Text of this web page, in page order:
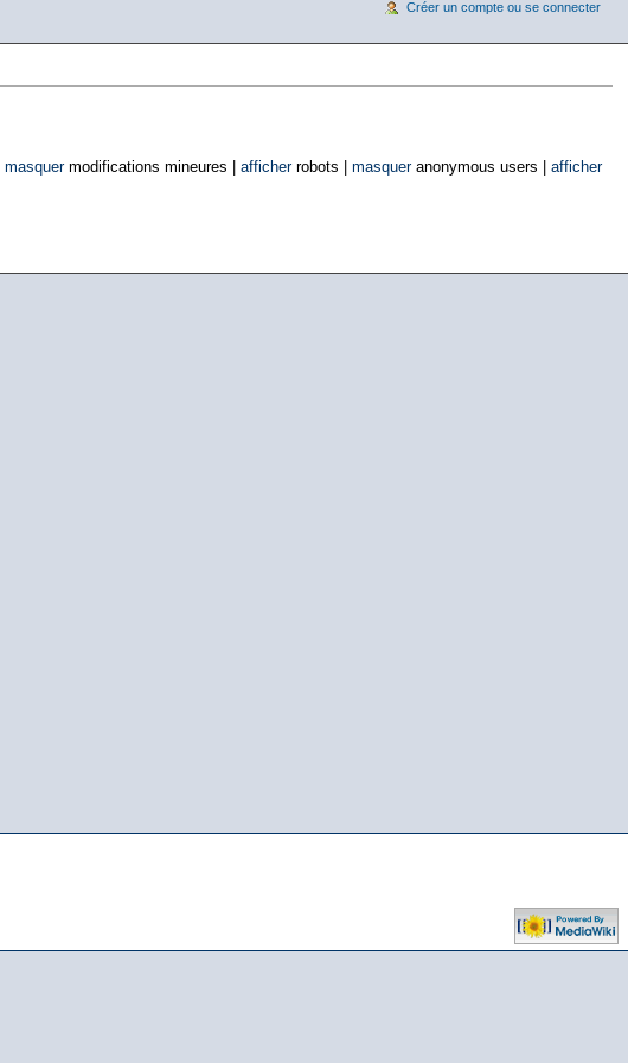
masquermodifications mineures | afficherrobots | masqueranonymous users | afficher
Créer un compte ou se connecter